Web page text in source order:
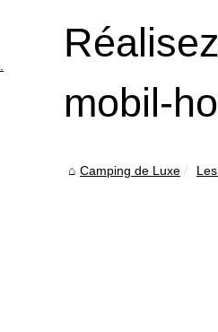
mobil-
Camping de Luxe